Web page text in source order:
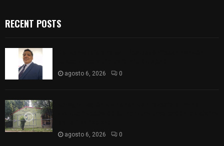
RECENT POSTS
agosto 6, 2026 0
agosto 6, 2026 0